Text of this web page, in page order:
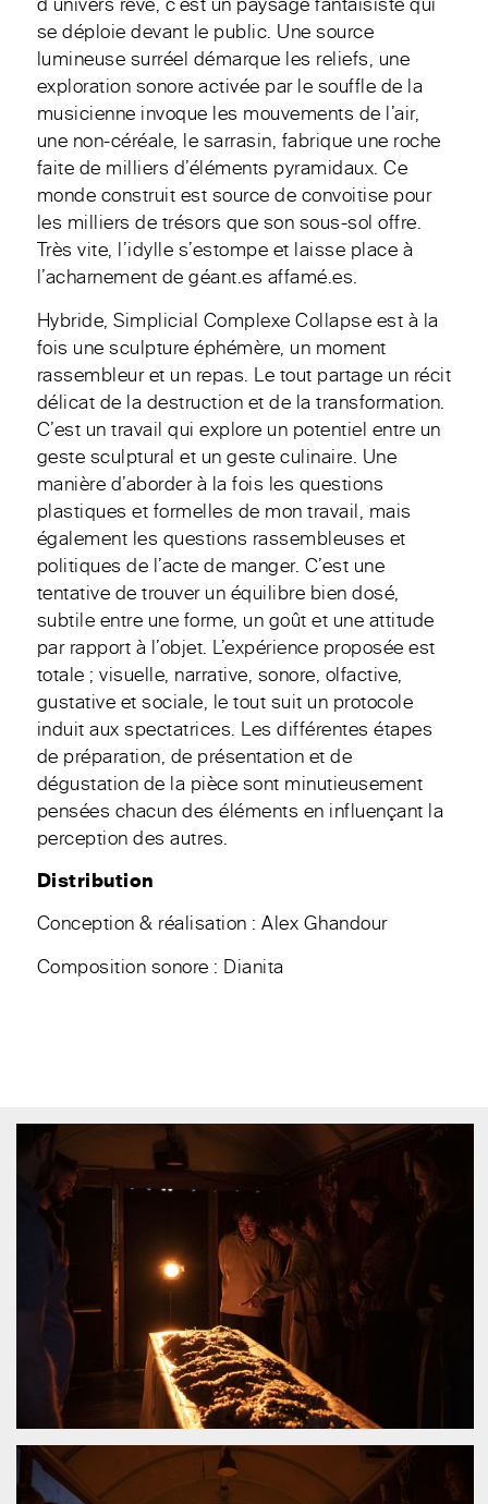
d’univers rêvé, c’est un paysage fantaisiste qui
se déploie devant le public. Une source
lumineuse surréel démarque les reliefs, une
exploration sonore activée par le souffle de la
musicienne invoque les mouvements de l’air,
une non-céréale, le sarrasin, fabrique une roche
faite de milliers d’éléments pyramidaux. Ce
monde construit est source de convoitise pour
les milliers de trésors que son sous-sol offre.
Très vite, l’idylle s’estompe et laisse place à
l’acharnement de géant.es affamé.es.
Hybride, Simplicial Complexe Collapse est à la
fois une sculpture éphémère, un moment
rassembleur et un repas. Le tout partage un récit
délicat de la destruction et de la transformation.
C’est un travail qui explore un potentiel entre un
geste sculptural et un geste culinaire. Une
manière d’aborder à la fois les questions
plastiques et formelles de mon travail, mais
également les questions rassembleuses et
politiques de l’acte de manger. C’est une
tentative de trouver un équilibre bien dosé,
subtile entre une forme, un goût et une attitude
par rapport à l’objet. L’expérience proposée est
totale ; visuelle, narrative, sonore, olfactive,
gustative et sociale, le tout suit un protocole
induit aux spectatrices. Les différentes étapes
de préparation, de présentation et de
dégustation de la pièce sont minutieusement
pensées chacun des éléments en influençant la
perception des autres.​
Distribution
Conception & réalisation : Alex Ghandour
Composition sonore : Dianita